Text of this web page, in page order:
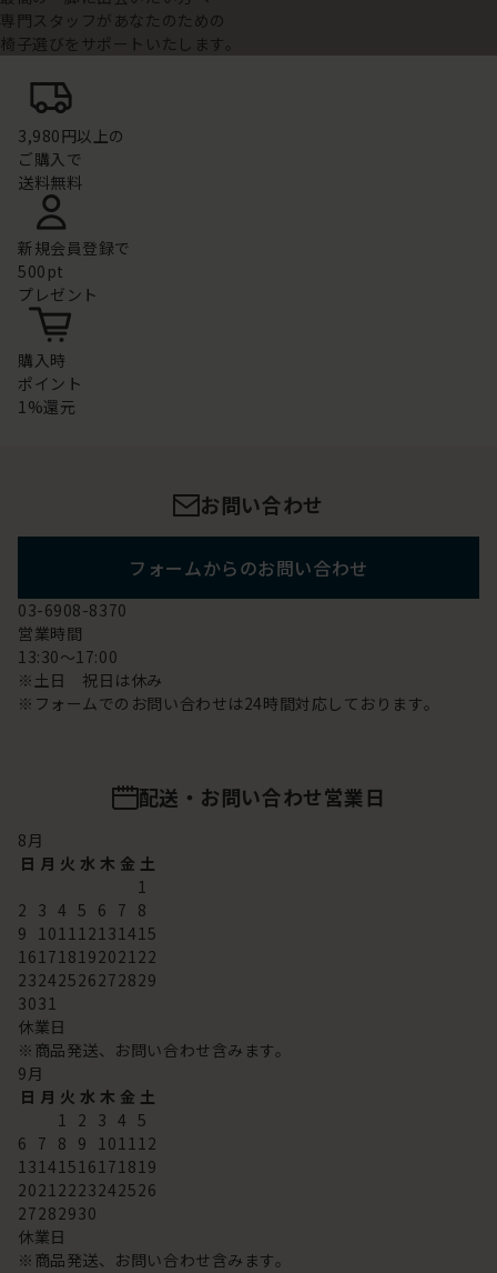
専門スタッフがあなたのための
椅子選びをサポートいたします。
3,980円以上の
ご購入で
送料無料
新規会員登録で
500pt
プレゼント
購入時
ポイント
1%還元
お問い合わせ
フォームからのお問い合わせ
03-6908-8370
営業時間
13:30～17:00
※土日 祝日は休み
※フォームでのお問い合わせは24時間対応しております。
配送・お問い合わせ営業日
8月
日 月 火 水 木 金 土
1
2 3 4 5 6 7 8
9 101112131415
16171819202122
23242526272829
3031
休業日
※商品発送、お問い合わせ含みます。
9月
日 月 火 水 木 金 土
1 2 3 4 5
6 7 8 9 101112
13141516171819
20212223242526
27282930
休業日
※商品発送、お問い合わせ含みます。